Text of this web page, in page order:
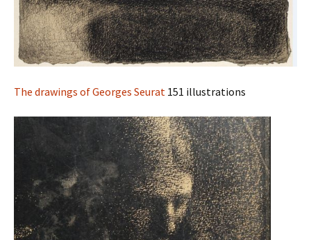
The drawings of Georges Seurat 151 illustrations